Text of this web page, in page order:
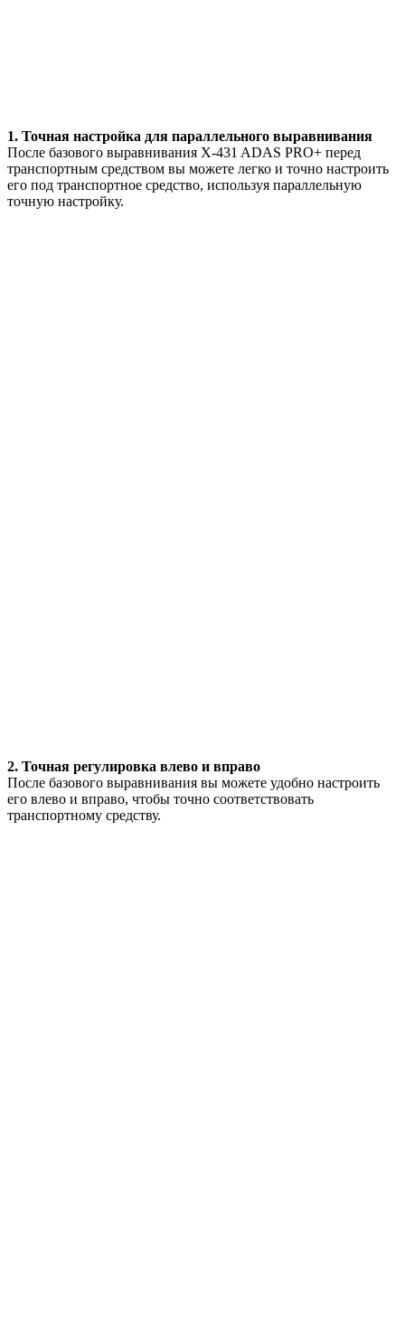
1. Точная настройка для параллельного выравнивания
После базового выравнивания X-431 ADAS PRO+ перед
транспортным средством вы можете легко и точно настроить
его под транспортное средство, используя параллельную
точную настройку.
2. Точная регулировка влево и вправо
После базового выравнивания вы можете удобно настроить
его влево и вправо, чтобы точно соответствовать
транспортному средству.